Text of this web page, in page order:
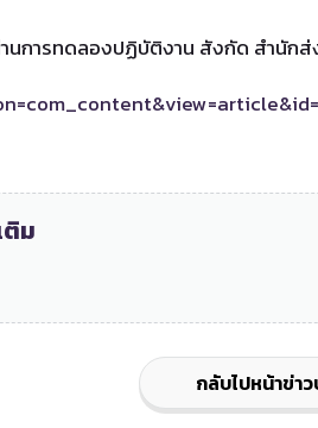
การทดลองปฏิบัติงาน สังกัด สำนักส่ง
ติม
กลับไปหน้าข่า